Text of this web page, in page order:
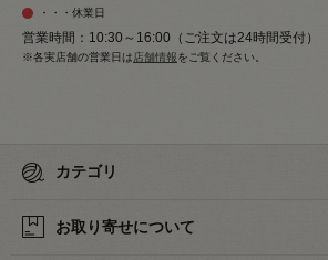
・・・休業日
営業時間：10:30～16:00（ご注文は24時間受付）
※各実店舗の営業日は 店舗情報をご覧ください。
カテゴリ
お取り寄せについて